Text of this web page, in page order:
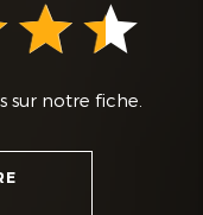
sur notre fiche.